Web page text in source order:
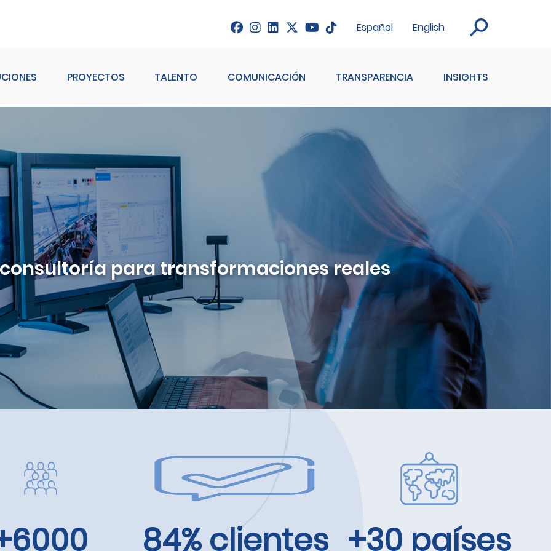
Pasar al contenido principal Español English
PROYECTOS TALENTO COMUNICACIÓN TRANSPARENCIA INSIGHTS
para transformaciones reales
84% clientes +30 países